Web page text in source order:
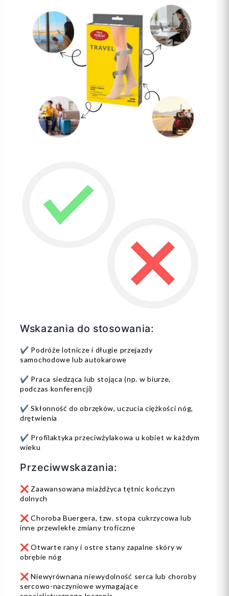
Wskazania do stosowania:
✔️ Podróże lotnicze i długie przejazdy
samochodowe lub autokarowe
✔️ Praca siedząca lub stojąca (np. w biurze,
podczas konferencji)
✔️ Skłonność do obrzęków, uczucia ciężkości nóg,
drętwienia
✔️ Profilaktyka przeciwżylakowa u kobiet w każdym
wieku
Przeciwwskazania:
❌ Zaawansowana miażdżyca tętnic kończyn
dolnych
❌ Choroba Buergera, tzw. stopa cukrzycowa lub
inne przewlekłe zmiany troficzne
❌ Otwarte rany i ostre stany zapalne skóry w
obrębie nóg
❌ Niewyrównana niewydolność serca lub choroby
sercowo-naczyniowe wymagające